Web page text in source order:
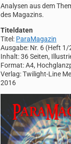
Analysen aus dem
des Magazins.
Titeldaten
Titel: ParaMagazin
Ausgabe: Nr. 6 (Heft 1/
Inhalt: 36 Seiten,
Format: A4,
Verlag: Twilight-Line
2016